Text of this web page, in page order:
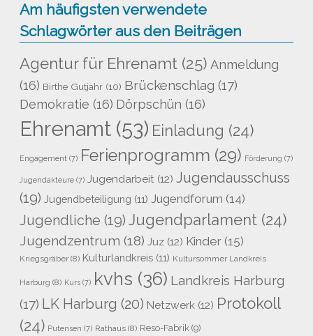
Am häufigsten verwendete
Schlagwörter aus den Beiträgen
Agentur für Ehrenamt (25) Anmeldung
(16) Birthe Gutjahr (10) Brückenschlag (17)
Demokratie (16) Dörpschün (16)
Ehrenamt (53) Einladung (24)
Engagement (7) Ferienprogramm (29) Förderung (7)
Jugendakteure (7) Jugendarbeit (12) Jugendausschuss
(19) Jugendbeteiligung (11) Jugendforum (14)
Jugendliche (19) Jugendparlament (24)
Jugendzentrum (18) Juz (12) Kinder (15)
Kriegsgräber (8) Kulturlandkreis (11) Kultursommer Landkreis
Harburg (8) Kurs (7) kvhs (36) Landkreis Harburg
(17) LK Harburg (20) Netzwerk (12) Protokoll
(24) Putensen (7) Rathaus (8) Reso-Fabrik (9)